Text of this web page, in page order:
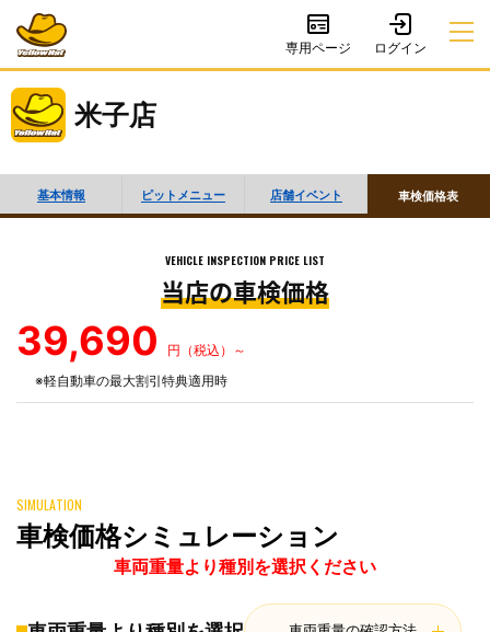
専用ページ
米子店
基本情報 ピットメニュー 店舗イベント 車検価格表
VEHICLE INSPECTION PRICE LIST
当店の車検価格
39,690
円（税込）～
※軽自動車の最大割引特典適用時
SIMULATION
車検価格シミュレーション
車両重量より種別を選択ください